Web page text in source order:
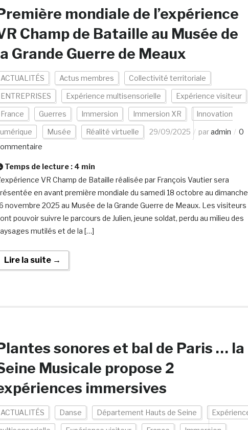
mondiale de l’expérience
Champ de Bataille au Musée de
Grande Guerre de Meaux
ACTUALITÉS Actus membres Collectivité territoriale
ENTREPRISES Expérience multisensorielle Expérience visiteur
France Guerres Immersion Immersion XR Innovation
Musée Réalité virtuelle 29/09/2025 paradmin
0
Temps de lecture : 4 min
VR Champ de Bataille réalisée par François Vautier sera
en avant première mondiale du samedi 18 octobre au dimanche
novembre 2025 au Musée de la Grande Guerre de Meaux. Les visiteurs
pouvoir suivre le parcours de Julien, jeune soldat, perdu au milieu des
mutilés et de la […]
Lire la suite →
sonores et bal de Paris … la
Musicale propose 2
immersives
ACTUALITÉS Danse Département Hauts de Seine